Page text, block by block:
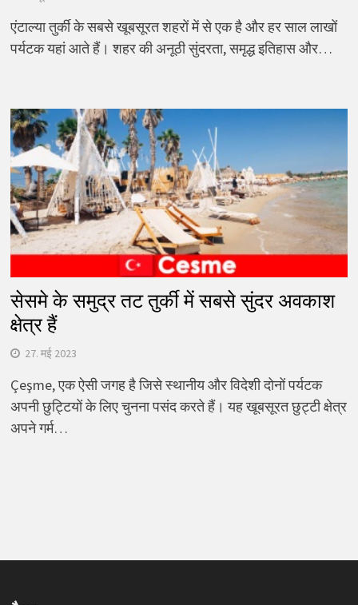
एंटाल्या तुर्की के सबसे खूबसूरत शहरों में से एक है और हर साल लाखों
पर्यटक यहां आते हैं। शहर की अनूठी सुंदरता, समृद्ध इतिहास और…
सेसमे के समुद्र तट तुर्की में सबसे सुंदर अवकाश
क्षेत्र हैं
27. मई 2023
Çeşme, एक ऐसी जगह है जिसे स्थानीय और विदेशी दोनों पर्यटक
अपनी छुट्टियों के लिए चुनना पसंद करते हैं। यह खूबसूरत छुट्टी क्षेत्र
अपने गर्म…